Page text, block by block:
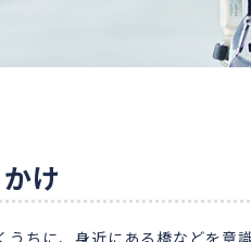
け
うちに、身近にある橋などを